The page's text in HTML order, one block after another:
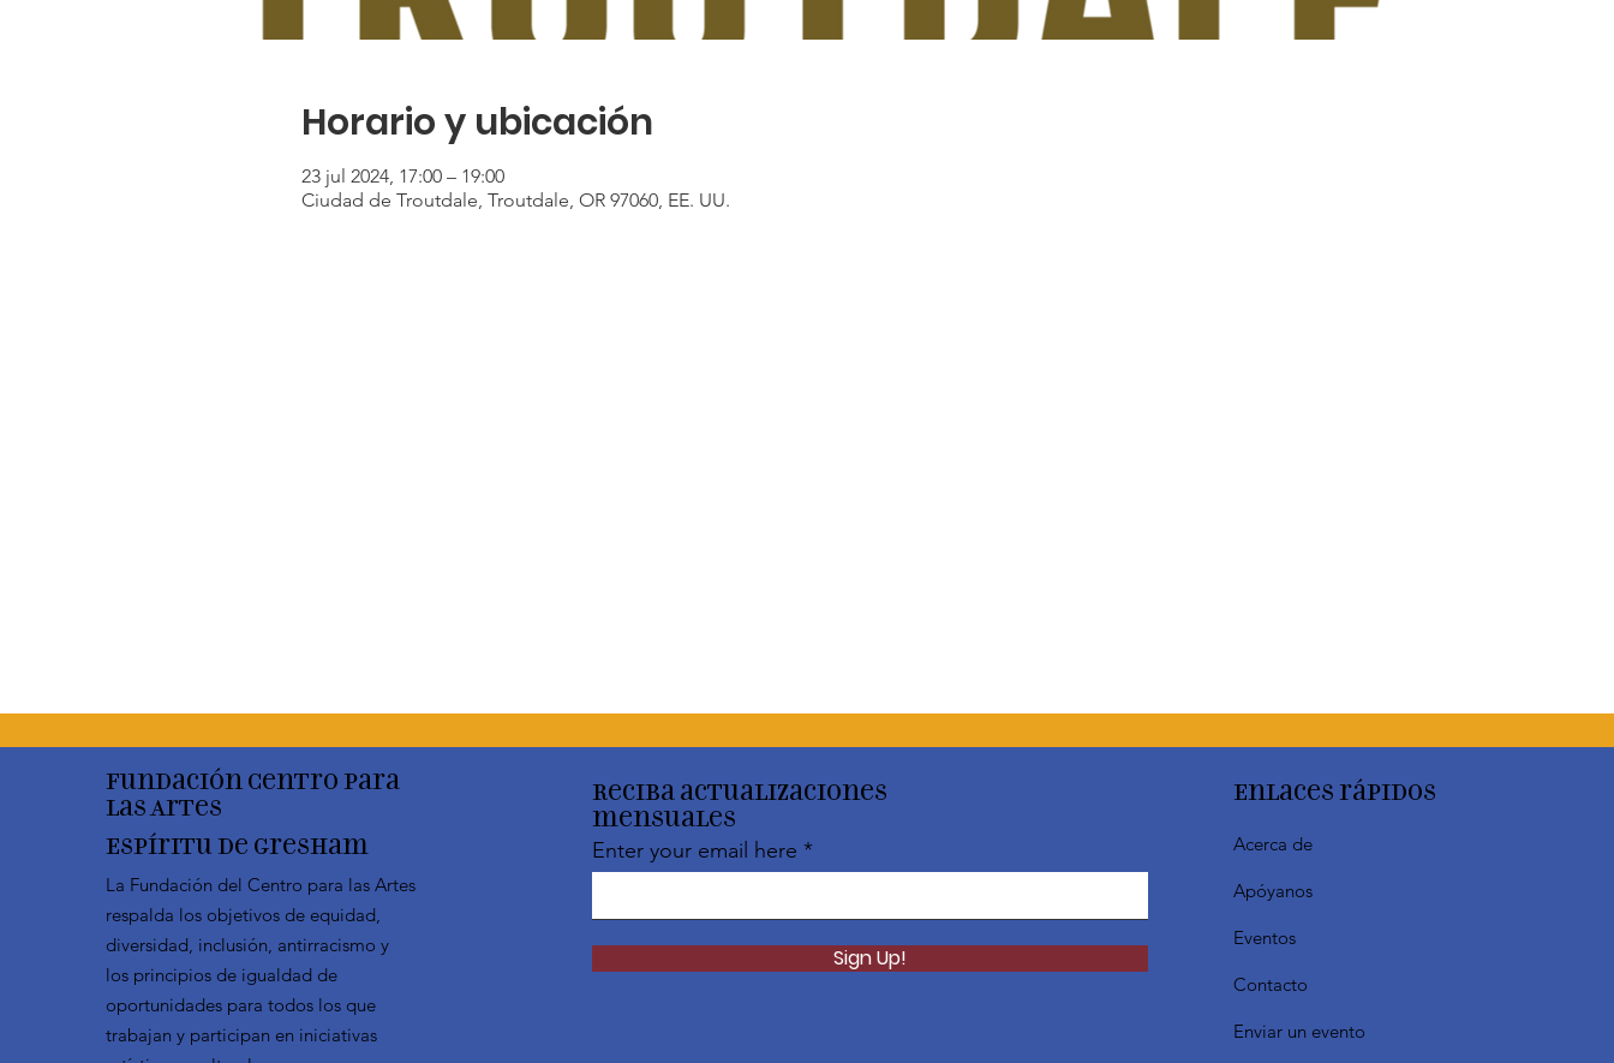
Horario y ubicación
23 jul 2024, 17:00 – 19:00
Ciudad de Troutdale, Troutdale, OR 97060, EE. UU.
Fundación Centro para
las Artes
Espíritu de Gresham
La Fundación del Centro para las Artes
respalda los objetivos de equidad,
diversidad, inclusión, antirracismo y
los principios de igualdad de
oportunidades para todos los que
trabajan y participan en iniciativas
Reciba actualizaciones
mensuales
Enter your email here
Sign Up!
Enlaces rápidos
Acerca de
Apóyanos
Eventos
Contacto
Enviar un evento